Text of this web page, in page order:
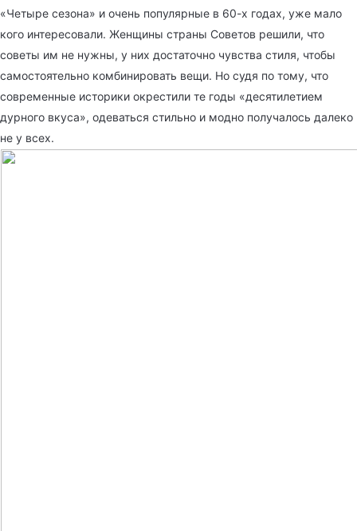
«Четыре сезона» и очень популярные в 60-х годах, уже мало
кого интересовали. Женщины страны Советов решили, что
советы им не нужны, у них достаточно чувства стиля, чтобы
самостоятельно комбинировать вещи. Но судя по тому, что
современные историки окрестили те годы «десятилетием
дурного вкуса», одеваться стильно и модно получалось далеко
не у всех.